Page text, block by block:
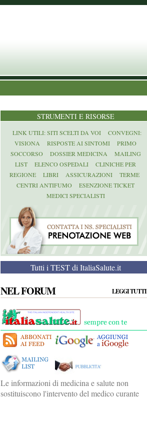
STRUMENTI E RISORSE
LINK UTILI: SITI SCELTI DA VOI
CONVEGNI:
VISIONA
RISPOSTE AI SINTOMI
PRIMO
SOCCORSO
DOSSIER MEDICINA
MAILING
LIST
ELENCO OSPEDALI
CLINICHE PER
REGIONE
LIBRI ASSICURAZIONI
TERME
CENTRI ANTIFUMO
ESENZIONE TICKET
MEDICI SPECIALISTI
Tutti i TEST di ItaliaSalute.it
NEL FORUM LEGGI TUTTI
Le informazioni di medicina e salute non
sostituiscono l'intervento del medico curante